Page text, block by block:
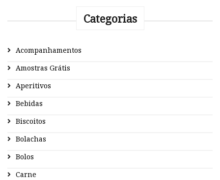
Categorias
Acompanhamentos
Amostras Grátis
Aperitivos
Bebidas
Biscoitos
Bolachas
Bolos
Carne